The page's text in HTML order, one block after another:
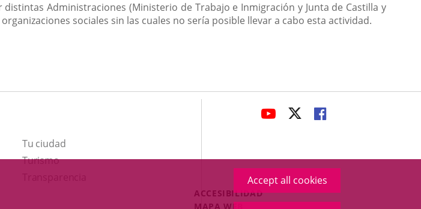
Accept all cookies
Administraciones (Ministerio de Trabajo e Inmigración y Junta de Castilla y
sociales sin las cuales no sería posible llevar a cabo esta actividad.
Tu ciudad
TurismoThis
LINK
APPLICATION.
LINK
APPLICATION.
LINK
APPLICATION.
Menú
Legal
ACCESIBILIDAD
MAPA WEB